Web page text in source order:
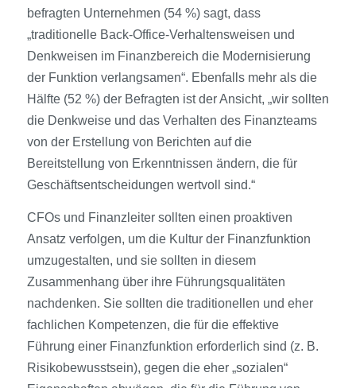
befragten Unternehmen (54 %) sagt, dass
„traditionelle Back-Office-Verhaltensweisen und
Denkweisen im Finanzbereich die Modernisierung
der Funktion verlangsamen“. Ebenfalls mehr als die
Hälfte (52 %) der Befragten ist der Ansicht, „wir sollten
die Denkweise und das Verhalten des Finanzteams
von der Erstellung von Berichten auf die
Bereitstellung von Erkenntnissen ändern, die für
Geschäftsentscheidungen wertvoll sind.“
CFOs und Finanzleiter sollten einen proaktiven
Ansatz verfolgen, um die Kultur der Finanzfunktion
umzugestalten, und sie sollten in diesem
Zusammenhang über ihre Führungsqualitäten
nachdenken. Sie sollten die traditionellen und eher
fachlichen Kompetenzen, die für die effektive
Führung einer Finanzfunktion erforderlich sind (z. B.
Risikobewusstsein), gegen die eher „sozialen“